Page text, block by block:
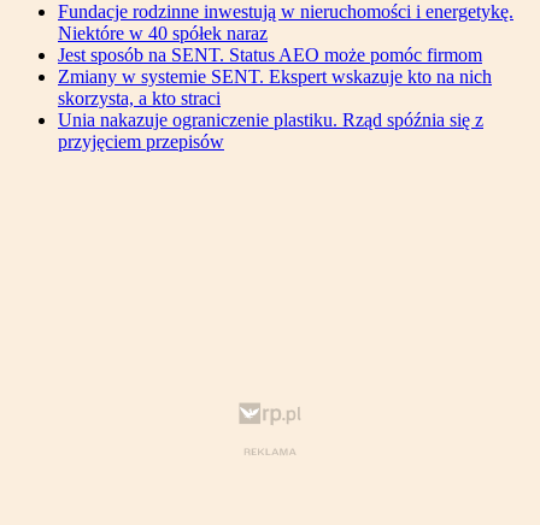
Fundacje rodzinne inwestują w nieruchomości i energetykę.
Niektóre w 40 spółek naraz
Jest sposób na SENT. Status AEO może pomóc firmom
Zmiany w systemie SENT. Ekspert wskazuje kto na nich
skorzysta, a kto straci
Unia nakazuje ograniczenie plastiku. Rząd spóźnia się z
przyjęciem przepisów